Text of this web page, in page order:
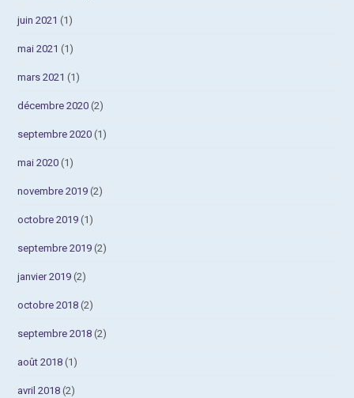
juin 2021 (1)
mai 2021 (1)
mars 2021 (1)
décembre 2020 (2)
septembre 2020 (1)
mai 2020 (1)
novembre 2019 (2)
octobre 2019 (1)
septembre 2019 (2)
janvier 2019 (2)
octobre 2018 (2)
septembre 2018 (2)
août 2018 (1)
avril 2018 (2)